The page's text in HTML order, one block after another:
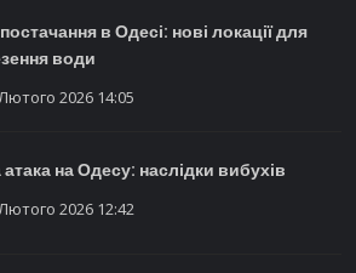
в Одесі: нові локації для
води
2026 14:05
атака на Одесу: наслідки вибухів
2026 12:42